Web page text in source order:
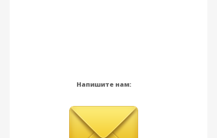
Напишите нам: